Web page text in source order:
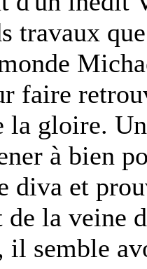
travaux
faire
la gloire.
à bien
diva et
la veine
il semble